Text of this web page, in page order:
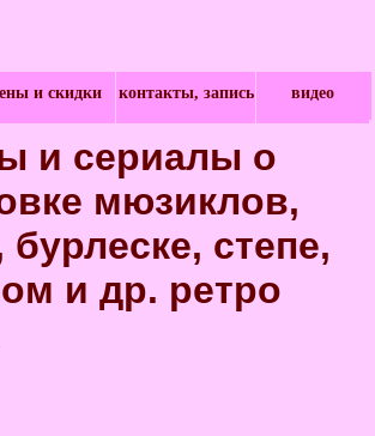
и скидки контакты, запись видео
и сериалы о
мюзиклов,
бурлеске, степе,
и др. ретро